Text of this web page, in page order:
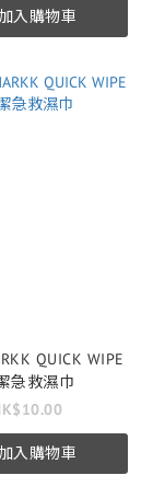
加入購物車
QUICK WIPE
急救濕巾
加入購物車